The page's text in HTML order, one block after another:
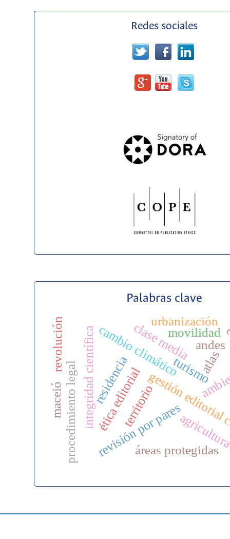
Redes sociales
Palabras clave
ética editorialgestión
integridad científica
revisión por pares
áreas protegidas
cambio climático
territorio
procedimiento legal turismo
clase mediamovilidad
residencia
urbanización
atlas
revolución
maceió
andes